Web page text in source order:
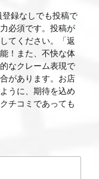
録なしでも投稿で
必須です。投稿が
てください。「返
！また、不快な体
なクレーム表現で
があります。お店
うに、期待を込め
チコミであっても